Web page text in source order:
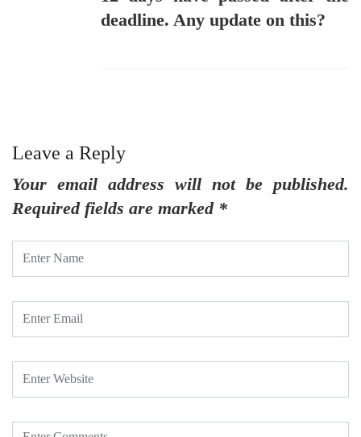
deadline. Any update on this?
Leave a Reply
Your email address will not be published.
Required fields are marked *